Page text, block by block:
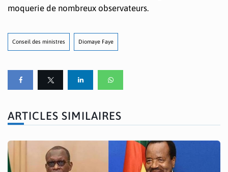
moquerie de nombreux observateurs.
Conseil des ministres Diomaye Faye
ARTICLES SIMILAIRES